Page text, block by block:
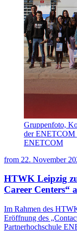
Gruppenfoto,
der ENETCOM
ENETCOM
from 22. November
HTWK Leipzig
Career Centers“
Im Rahmen des
Eröffnung des
Partnerhochschule